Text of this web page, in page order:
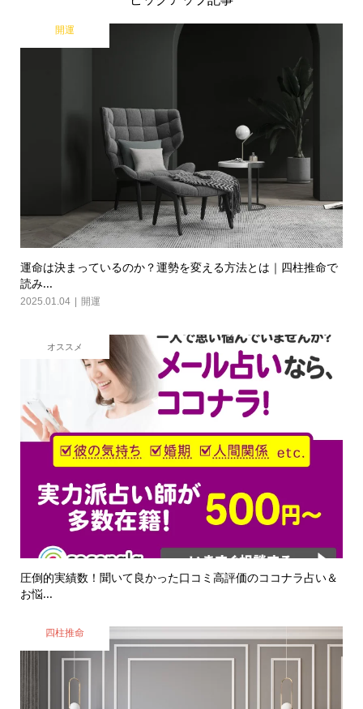
開運
運命は決まっているのか？運勢を変える方法とは｜四柱推命で
読み...
2025.01.04 開運
オススメ
圧倒的実績数！聞いて良かった口コミ高評価のココナラ占い＆
お悩...
四柱推命